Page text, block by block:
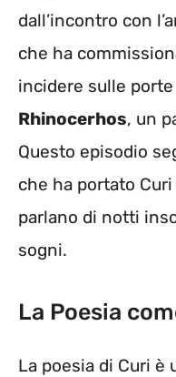
dall’incontro con
che ha
incidere sulle porte
Rhinocerhos, un
Questo episodio
che ha portato
parlano di notti
sogni.
La Poesia
La poesia di Curi è